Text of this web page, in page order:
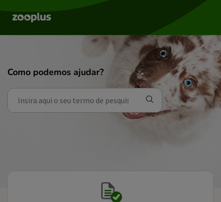
Como podemos ajudar?